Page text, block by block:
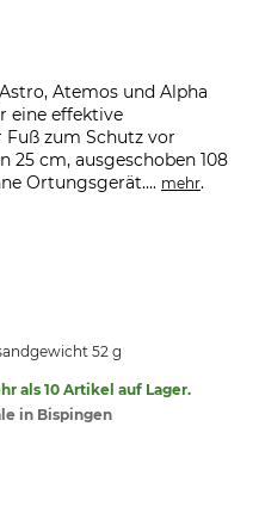
Atemos und Alpha
eine effektive
Fuß zum Schutz vor
25 cm, ausgeschoben 108
Ortungsgerät.... mehr.
52 g
als 10 Artikel auf Lager.
in Bispingen